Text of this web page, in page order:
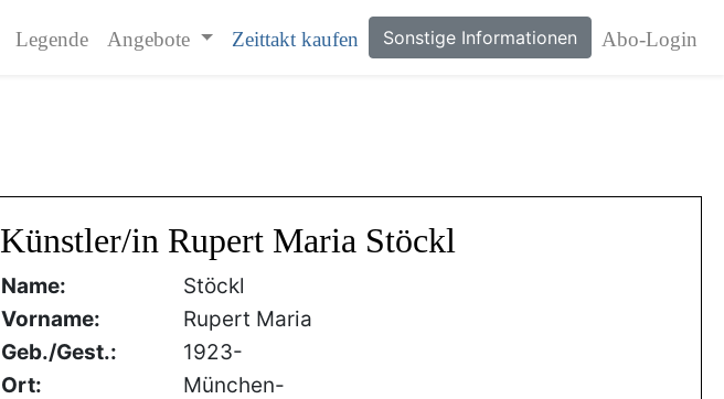
Legende Angebote Zeittakt kaufen Sonstige Informationen Abo-Login
Künstler/in Rupert Maria Stöckl
Name:
Stöckl
Vorname:
Rupert Maria
Geb./Gest.:
1923-
Ort:
München-